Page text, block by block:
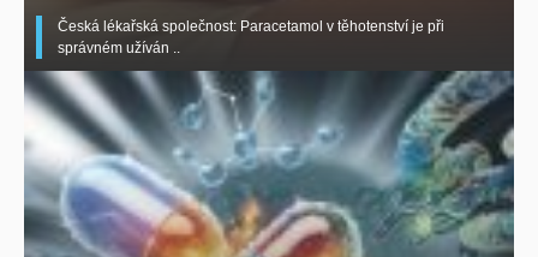
Česká lékařská společnost: Paracetamol v těhotenství je při
správném užíván ..